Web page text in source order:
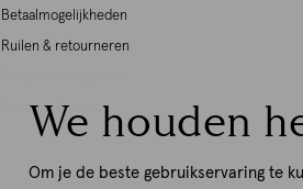
We houden
Om je de beste gebruikservaring te
Betaalmogelijkheden
Ruilen & retourneren
Shoeby giftcards